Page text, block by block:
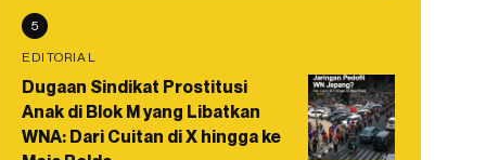
5
EDITORIAL
Dugaan Sindikat Prostitusi
Anak di Blok M yang Libatkan
WNA: Dari Cuitan di X hingga ke